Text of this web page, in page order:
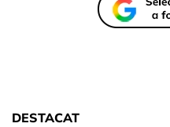
DESTACAT